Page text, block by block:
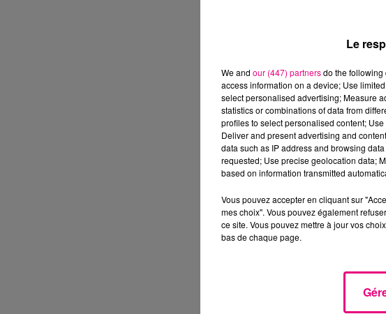
Le
We and our (447) partnersdo the following
access information on a device; Use
select personalised advertising; Measure
statistics or combinations of data from
profiles to select personalised content;
Deliver and present advertising and
data such as IP address and browsing
requested; Use precise geolocation data;
based on information transmitted
Vous pouvez accepter en cliquant sur
mes choix". Vous pouvez également
ce site. Vous pouvez mettre à jour vos
bas de chaque page.